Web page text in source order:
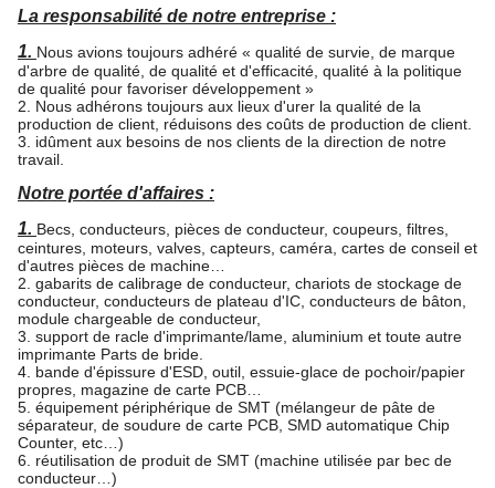
La responsabilité de notre entreprise :
1. Nous avions toujours adhéré « qualité de survie, de marque
d'arbre de qualité, de qualité et d'efficacité, qualité à la politique
de qualité pour favoriser développement »
2. Nous adhérons toujours aux lieux d'urer la qualité de la
production de client, réduisons des coûts de production de client.
3. idûment aux besoins de nos clients de la direction de notre
travail.
Notre portée d'affaires :
1. Becs, conducteurs, pièces de conducteur, coupeurs, filtres,
ceintures, moteurs, valves, capteurs, caméra, cartes de conseil et
d'autres pièces de machine…
2. gabarits de calibrage de conducteur, chariots de stockage de
conducteur, conducteurs de plateau d'IC, conducteurs de bâton,
module chargeable de conducteur,
3. support de racle d'imprimante/lame, aluminium et toute autre
imprimante Parts de bride.
4. bande d'épissure d'ESD, outil, essuie-glace de pochoir/papier
propres, magazine de carte PCB…
5. équipement périphérique de SMT (mélangeur de pâte de
séparateur, de soudure de carte PCB, SMD automatique Chip
Counter, etc…)
6. réutilisation de produit de SMT (machine utilisée par bec de
conducteur…)